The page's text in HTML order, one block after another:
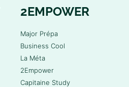
2EMPOWER
Major Prépa
Business Cool
La Méta
2Empower
Capitaine Study